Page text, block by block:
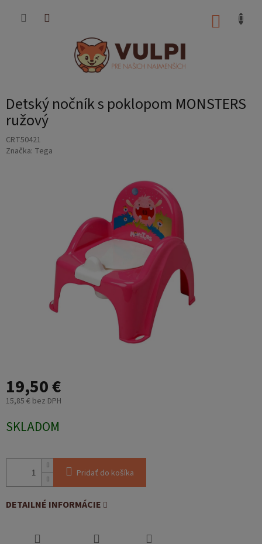
Detský nočník s poklopom MONSTERS
ružový
CRT50421
Značka: Tega
19,50 €
15,85 € bez DPH
cena:
SKLADOM
Pridať do košíka
DETAILNÉ INFORMÁCIE